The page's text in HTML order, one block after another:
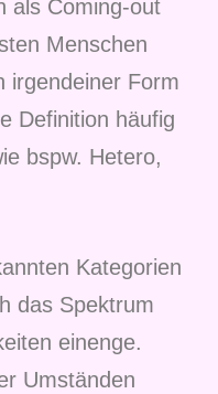
als Coming-out
Menschen
irgendeiner Form
Definition häufig
bspw. Hetero,
Kategorien
das Spektrum
einenge.
Umständen